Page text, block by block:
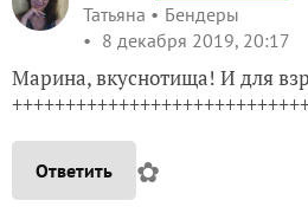
Татьяна
Бендеры
8 декабря 2019, 20:17
Марина, вкуснотища! И для
Ответить ✿